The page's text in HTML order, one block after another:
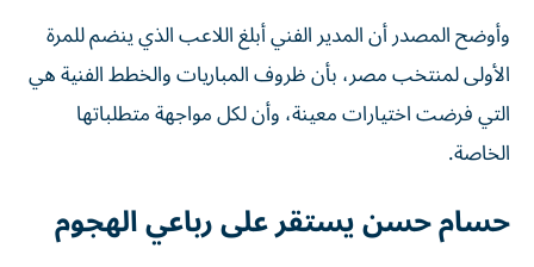
وأوضح المصدر أن المدير الفني أبلغ اللاعب الذي ينضم للمرة
الأولى لمنتخب مصر، بأن ظروف المباريات والخطط الفنية هي
التي فرضت اختيارات معينة، وأن لكل مواجهة متطلباتها
الخاصة.
حسام حسن يستقر على رباعي الهجوم